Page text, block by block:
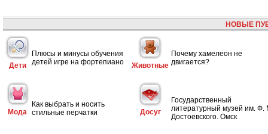
НОВЫЕ
Дети
Плюсы и минусы обучения
детей игре на фортепиано
Животные
Почему хамелеон не
двигается?
Мода
Как выбрать и носить
стильные перчатки
Досуг
Государственный
литературный музей им. Ф.
Достоевского. Омск